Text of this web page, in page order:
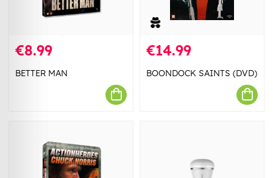
€8.99
BETTER MAN
€14.99
BOONDOCK SAINTS (DVD)